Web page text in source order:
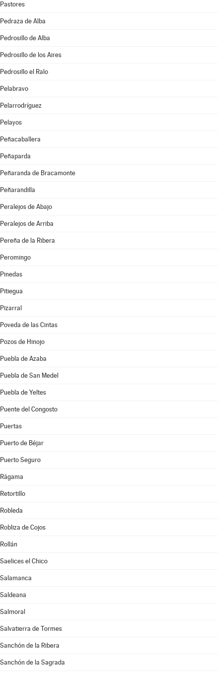
Pastores
Pedraza de Alba
Pedrosillo de Alba
Pedrosillo de los Aires
Pedrosillo el Ralo
Pelabravo
Pelarrodríguez
Pelayos
Peñacaballera
Peñaparda
Peñaranda de Bracamonte
Peñarandilla
Peralejos de Abajo
Peralejos de Arriba
Pereña de la Ribera
Peromingo
Pinedas
Pitiegua
Pizarral
Poveda de las Cintas
Pozos de Hinojo
Puebla de Azaba
Puebla de San Medel
Puebla de Yeltes
Puente del Congosto
Puertas
Puerto de Béjar
Puerto Seguro
Rágama
Retortillo
Robleda
Robliza de Cojos
Rollán
Saelices el Chico
Salamanca
Saldeana
Salmoral
Salvatierra de Tormes
Sanchón de la Ribera
Sanchón de la Sagrada